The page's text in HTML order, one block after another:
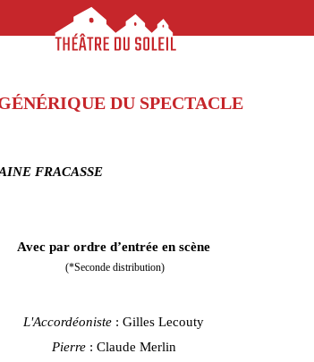
DU SPECTACLE
FRACASSE
Avec par ordre d’entrée en scène
(*Seconde distribution)
L'Accordéoniste : Gilles Lecouty
Pierre: Claude Merlin